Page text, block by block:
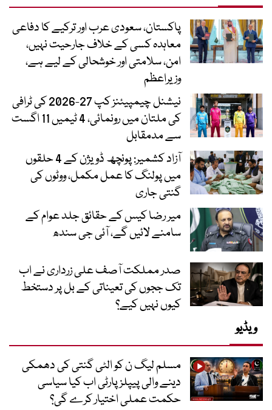
پاکستان، سعودی عرب اور ترکیے کا دفاعی
معاہدہ کسی کے خلاف جارحیت نہیں،
امن، سلامتی اور خوشحالی کے لیے ہے،
وزیراعظم
نیشنل چیمپیئنز کپ 27-2026 کی ٹرافی
کی ملتان میں رونمائی، 4 ٹیمیں 11 اگست
سے مدمقابل
آزاد کشمیر: پونچھ ڈویژن کے 4 حلقوں
میں پولنگ کا عمل مکمل، ووٹوں کی
گنتی جاری
میر رضا کیس کے حقائق جلد عوام کے
سامنے لائیں گے، آئی جی سندھ
صدر مملکت آصف علی زرداری نے اب
تک ججوں کی تعیناتی کے بل پر دستخط
کیوں نہیں کیے؟
ویڈیو
مسلم لیگ ن کو الٹی گنتی کی دھمکی
دینے والی پیپلز پارٹی اب کیا سیاسی
حکمت عملی اختیار کرے گی؟